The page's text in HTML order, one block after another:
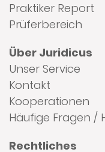
Praktiker Report
Prüferbereich
Über Juridicus
Unser Service
Kontakt
Kooperationen
Häufige Fragen /
Rechtliches